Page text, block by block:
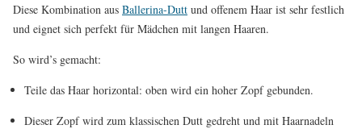
Diese Kombination aus Ballerina-Dutt und offenem Haar ist sehr festlich
und eignet sich perfekt für Mädchen mit langen Haaren.
So wird’s gemacht:
Teile das Haar horizontal: oben wird ein hoher Zopf gebunden.
Dieser Zopf wird zum klassischen Dutt gedreht und mit Haarnadeln